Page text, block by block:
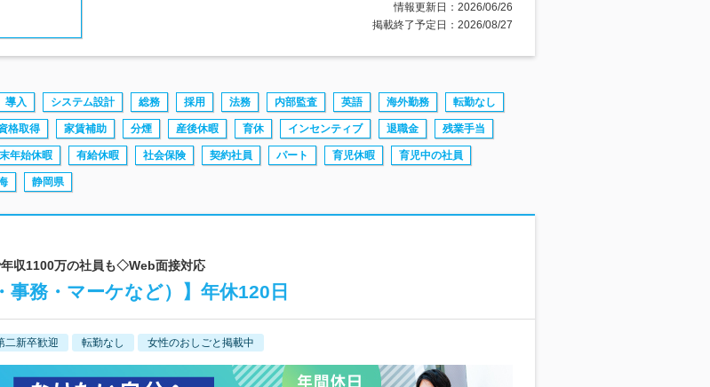
情報更新日：2026/06/26
掲載終了予定日：2026/08/27
導入 システム設計 総務 採用 法務 内部監査 英語 海外勤務 転勤なし
格取得 家賃補助 分煙 産後休暇 育休 インセンティブ 退職金 残業手当
年始休暇 有給休暇 社会保険 契約社員 パート 育児休暇 育児中の社員
静岡県
収1100万の社員も◇Web面接対応
務・マーケなど）】年休120日
二新卒歓迎 転勤なし 女性のおしごと掲載中